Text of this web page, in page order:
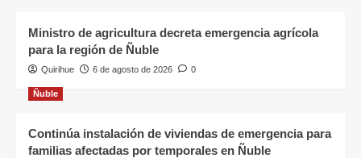
Ministro de agricultura decreta emergencia agrícola
para la región de Ñuble
Quirihue 6 de agosto de 2026 0
Ñuble
Continúa instalación de viviendas de emergencia para
familias afectadas por temporales en Ñuble